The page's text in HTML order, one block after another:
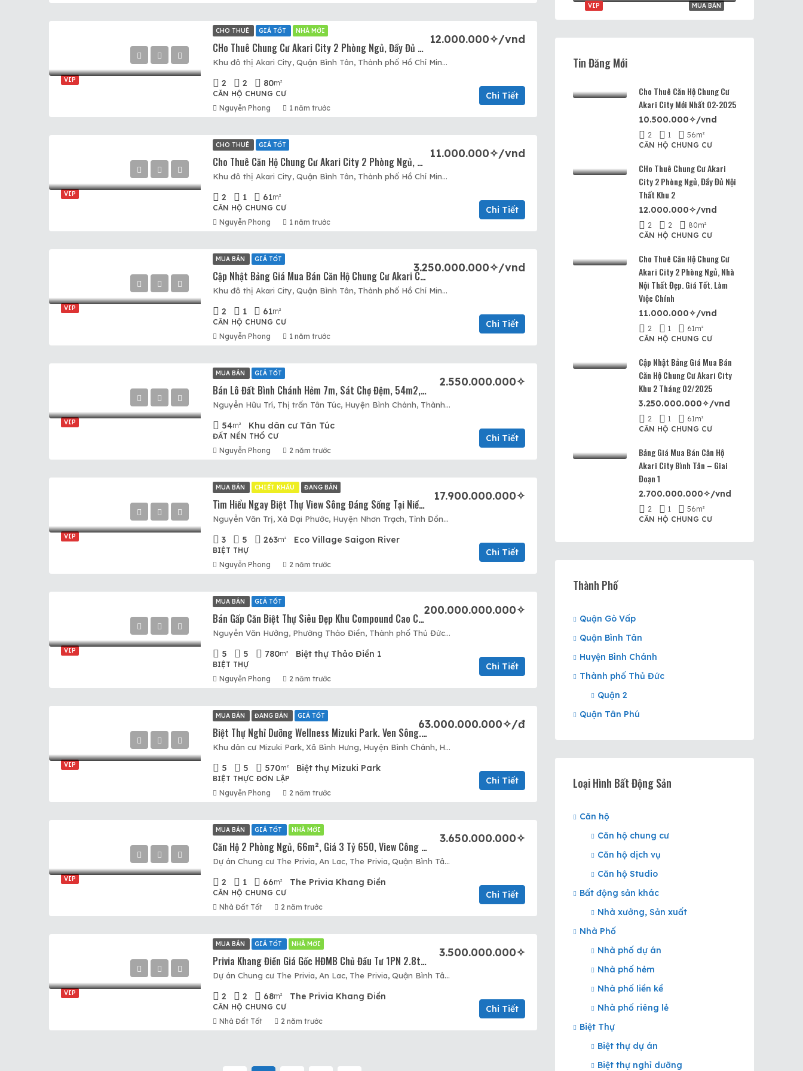
VIP
CHO THUÊ GIÁ TỐT NHÀ MỚI
CHo Thuê Chung Cư Akari City 2 Phòng Ngủ, Đầy Đủ Nội Thất Khu 2
12.000.000✧/vnd
Khu đô thị Akari City, Quận Bình Tân, Thành phố Hồ Chí Minh, Việt Nam, Akari City, Quận Bình Tân, Hồ Chí Minh
2 2 80m²
CĂN HỘ CHUNG CƯ
Chi Tiết
Nguyễn Phong 1 năm trước
VIP
CHO THUÊ GIÁ TỐT
Cho Thuê Căn Hộ Chung Cư Akari City 2 Phòng Ngủ, Nhà Nội Thất Đẹp. Giá Tốt. Làm Việc Chính
11.000.000✧/vnd
Khu đô thị Akari City, Quận Bình Tân, Thành phố Hồ Chí Minh, Việt Nam, Akari City, Quận Bình Tân, Hồ Chí Minh
2 1 61m²
CĂN HỘ CHUNG CƯ
Chi Tiết
Nguyễn Phong 1 năm trước
VIP
MUA BÁN GIÁ TỐT
Cập Nhật Bảng Giá Mua Bán Căn Hộ Chung Cư Akari City Khu 2 Tháng 02/2025
3.250.000.000✧/vnd
Khu đô thị Akari City, Quận Bình Tân, Thành phố Hồ Chí Minh, Việt Nam, Akari City, Quận Bình Tân, Hồ Chí Minh
2 1 61m²
CĂN HỘ CHUNG CƯ
Chi Tiết
Nguyễn Phong 1 năm trước
VIP
MUA BÁN GIÁ TỐT
Bán Lô Đất Bình Chánh Hẻm 7m, Sát Chợ Đệm, 54m2, Sổ Hồng Sẵn Công Chứng Ngay, XD Tự Do. Giá Thật
2.550.000.000✧
Nguyễn Hữu Trí, Thị trấn Tân Túc, Huyện Bình Chánh, Thành phố Hồ Chí Minh, Việt Nam, Thị trấn Tân Túc, Huyện Bình Chánh, Hồ Chí Minh
54m² Khu dân cư Tân Túc
ĐẤT NỀN THỔ CƯ Chi Tiết
Nguyễn Phong 2 năm trước
VIP
MUA BÁN CHIẾT KHẤU ĐANG BÁN
Tìm Hiểu Ngay Biệt Thự View Sông Đáng Sống Tại Niềm Nam. Chuẩn Yếu Tố Sống Xanh Tại Eco Village Saigon River
17.900.000.000✧
Nguyễn Văn Trị, Xã Đại Phước, Huyện Nhơn Trạch, Tỉnh Đồng Nai, Việt Nam, Huyện Nhơn Trạch, Đồng Nai
3 5 263m² Eco Village Saigon River
BIỆT THỰ Chi Tiết
Nguyễn Phong 2 năm trước
VIP
MUA BÁN GIÁ TỐT
Bán Gấp Căn Biệt Thự Siêu Đẹp Khu Compound Cao Cấp Thảo Điền. Giá Cực Tốt. 200 Tỷ – 780m2. Cực Hot…
200.000.000.000✧
Nguyễn Văn Hưởng, Phường Thảo Điền, Thành phố Thủ Đức, Thành phố Hồ Chí Minh, 71107, Việt Nam, Quận 2, Hồ Chí Minh
5 5 780m² Biệt thự Thảo Điền 1
BIỆT THỰ Chi Tiết
Nguyễn Phong 2 năm trước
VIP
MUA BÁN ĐANG BÁN GIÁ TỐT
Biệt Thự Nghỉ Dưỡng Wellness Mizuki Park. Ven Sông. Trực Tiếp CĐT. Chỉ Số Lượng Giới Hạn
63.000.000.000✧/đ
Khu dân cư Mizuki Park, Xã Bình Hưng, Huyện Bình Chánh, Hồ Chí Minh
5 5 570m² Biệt thự Mizuki Park
BIỆT THỰC ĐƠN LẬP Chi Tiết
Nguyễn Phong 2 năm trước
VIP
MUA BÁN GIÁ TỐT NHÀ MỚI
Căn Hộ 2 Phòng Ngủ, 66m², Giá 3 Tỷ 650, View Công Viên Lý Chiêu Hoàng, Lý Tưởng Cho Khách Hàng Hợp Hướng Tây Tứ Trạch.
3.650.000.000✧
Dự án Chung cư The Privia, An Lac, The Privia, Quận Bình Tân, Hồ Chí Minh
2 1 66m² The Privia Khang Điền
CĂN HỘ CHUNG CƯ Chi Tiết
Nhà Đất Tốt 2 năm trước
VIP
MUA BÁN GIÁ TỐT NHÀ MỚI
Privia Khang Điền Giá Gốc HĐMB Chủ Đầu Tư 1PN 2.8tỷ – 2PN 3.5tỷ – 3PN 4.2tỷ. Tầng Đẹp View Đẹp
3.500.000.000✧
Dự án Chung cư The Privia, An Lac, The Privia, Quận Bình Tân, Hồ Chí Minh
2 2 68m² The Privia Khang Điền
CĂN HỘ CHUNG CƯ Chi Tiết
Nhà Đất Tốt 2 năm trước
MUA BÁN
VIP
Tin Đăng Mới
Cho Thuê Căn Hộ Chung Cư
Akari City Mới Nhất 02-2025
10.500.000✧/vnd
2 1 56m²
CĂN HỘ CHUNG CƯ
CHo Thuê Chung Cư Akari
City 2 Phòng Ngủ, Đầy Đủ Nội
Thất Khu 2
12.000.000✧/vnd
2 2 80m²
CĂN HỘ CHUNG CƯ
Cho Thuê Căn Hộ Chung Cư
Akari City 2 Phòng Ngủ, Nhà
Nội Thất Đẹp. Giá Tốt. Làm
Việc Chính
11.000.000✧/vnd
2 1 61m²
CĂN HỘ CHUNG CƯ
Cập Nhật Bảng Giá Mua Bán
Căn Hộ Chung Cư Akari City
Khu 2 Tháng 02/2025
3.250.000.000✧/vnd
2 1 61m²
CĂN HỘ CHUNG CƯ
Bảng Giá Mua Bán Căn Hộ
Akari City Bình Tân – Giai
Đoạn 1
2.700.000.000✧/vnd
2 1 56m²
CĂN HỘ CHUNG CƯ
Thành Phố
Quận Gò Vấp
Quận Bình Tân
Huyện Bình Chánh
Thành phố Thủ Đức
Quận 2
Quận Tân Phú
Loại Hình Bất Động Sản
Căn hộ
Căn hộ chung cư
Căn hộ dịch vụ
Căn hộ Studio
Bất động sản khác
Nhà xưởng, Sản xuất
Nhà Phố
Nhà phố dự án
Nhà phố hẻm
Nhà phố liền kề
Nhà phố riêng lẻ
Biệt Thự
Biệt thự dự án
Biệt thự nghỉ dưỡng